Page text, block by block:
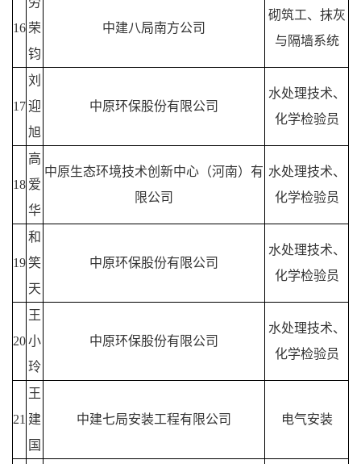
16 荣
钧
中建八局南方公司
砌筑工、抹灰
与隔墙系统
17
刘
迎
旭
中原环保股份有限公司
水处理技术、
化学检验员
18
高
爱
华
中原生态环境技术创新中心（河南）有
限公司
水处理技术、
化学检验员
19
和
笑
天
中原环保股份有限公司
水处理技术、
化学检验员
20
王
小
玲
中原环保股份有限公司
水处理技术、
化学检验员
21
王
建
国
中建七局安装工程有限公司 电气安装